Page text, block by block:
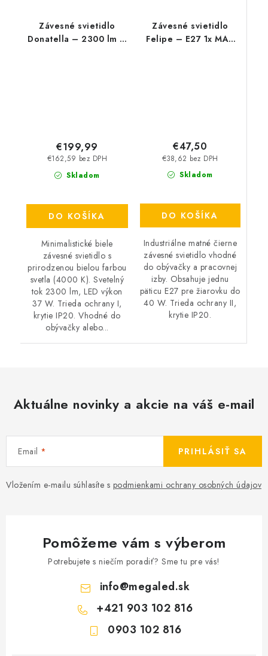
Závesné svietidlo
Donatella – 2300 lm –
Skladom
€162,59 bez DPH
€199,99
DO KOŠÍKA
Minimalistické biele
závesné svietidlo s
prirodzenou bielou farbou
svetla (4000 K). Svetelný
tok 2300 lm, LED výkon
37 W. Trieda ochrany I,
krytie IP20. Vhodné do
obývačky alebo...
Závesné svietidlo
Felipe – E27 1x MAX
Skladom
€38,62 bez DPH
€47,50
DO KOŠÍKA
Industriálne matné čierne
závesné svietidlo vhodné
do obývačky a pracovnej
izby. Obsahuje jednu
päticu E27 pre žiarovku do
40 W. Trieda ochrany II,
krytie IP20.
Aktuálne novinky a akcie na váš e-mail
Email
Vložením e-mailu súhlasíte s podmienkami ochrany osobných údajov
PRIHLÁSIŤ SA
Pomôžeme vám s výberom
Potrebujete s niečím poradiť? Sme tu pre vás!
info@megaled.sk
+421 903 102 816
0903 102 816